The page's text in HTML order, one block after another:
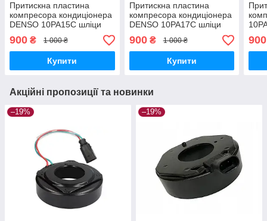
Притискна пластина
компресора кондиціонера
DENSO 10PA15C шліци
900 ₴ 1 000 ₴
Купити
Притискна пластина
компресора кондиціонера
DENSO 10PA17C шліци
900₴ 1 000 ₴
Купити
900
Акційні пропозиції та новинки
–19% –19%